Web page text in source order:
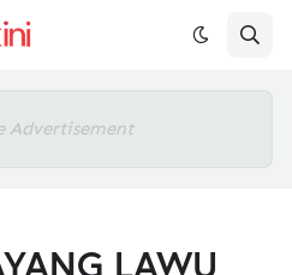
Advertisement
LAWU